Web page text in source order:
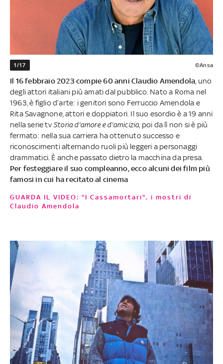
1/17 ©Ansa
Il 16 febbraio 2023 compie 60 anni Claudio Amendola , uno
degli attori italiani più amati dal pubblico. Nato a Roma nel
1963, è figlio d’arte: i genitori sono Ferruccio Amendola e
Rita Savagnone, attori e doppiatori. Il suo esordio è a 19 anni
nella serie tvStoria d'amore e d'amicizia , poi da lì non si è più
fermato: nella sua carriera ha ottenuto successo e
riconoscimenti alternando ruoli più leggeri a personaggi
drammatici. È anche passato dietro la macchina da presa.
Per festeggiare il suo compleanno, ecco alcuni dei film più
famosi in cui ha recitato al cinema
GUARDA IL VIDEO: "I Cassamortari", i mostri di
Claudio Amendola